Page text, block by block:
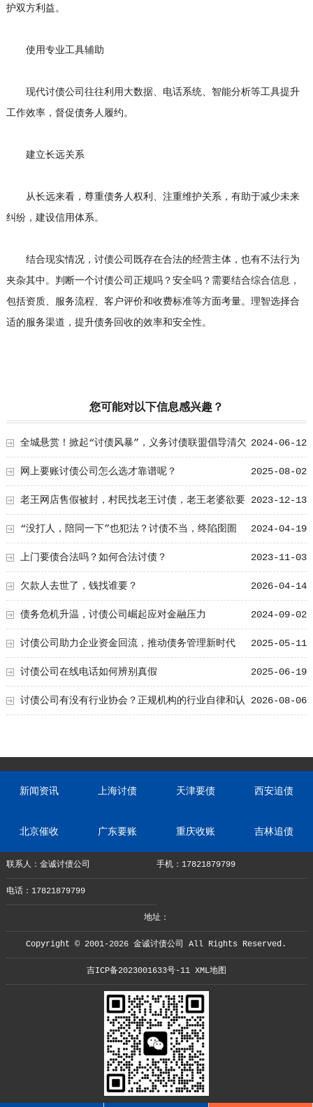
护双方利益。
使用专业工具辅助
现代讨债公司往往利用大数据、电话系统、智能分析等工具提升
工作效率，督促债务人履约。
建立长远关系
从长远来看，尊重债务人权利、注重维护关系，有助于减少未来
纠纷，建设信用体系。
结合现实情况，讨债公司既存在合法的经营主体，也有不法行为
夹杂其中。判断一个讨债公司正规吗？安全吗？需要结合综合信息，
包括资质、服务流程、客户评价和收费标准等方面考量。理智选择合
适的服务渠道，提升债务回收的效率和安全性。
您可能对以下信息感兴趣？
2024-06-12
全城悬赏！掀起“讨债风暴”，义务讨债联盟倡导清欠
正义！ 2025-08-02
网上要账讨债公司怎么选才靠谱呢？
2023-12-13
老王网店售假被封，村民找老王讨债，老王老婆欲要
离婚，老王被绿 2024-04-19
“没打人，陪同一下”也犯法？讨债不当，终陷囹圄
2023-11-03
上门要债合法吗？如何合法讨债？
2026-04-14
欠款人去世了，钱找谁要？
2024-09-02
债务危机升温，讨债公司崛起应对金融压力
2025-05-11
讨债公司助力企业资金回流，推动债务管理新时代
2025-06-19
讨债公司在线电话如何辨别真假
2026-08-06
讨债公司有没有行业协会？正规机构的行业自律和认
新闻资讯 上海讨债 天津要债 西安追债
北京催收 广东要账 重庆收账 吉林追债
联系人：金诚讨债公司 手机：17821879799
电话：17821879799
地址：
Copyright © 2001-2026 金诚讨债公司 All Rights Reserved.
吉ICP备2023001633号-11 XML地图